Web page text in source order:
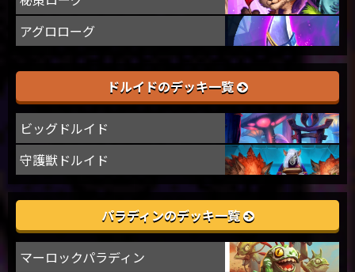
アグロローグ
ドルイドのデッキ一覧
ビッグドルイド
守護獣ドルイド
パラディンのデッキ一覧
マーロックパラディン